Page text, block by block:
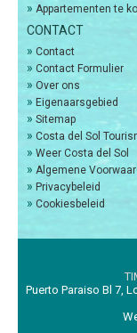
» Appartementen te
CONTACT
» Contact
» Contact Formulier
» Over ons
» Eigenaarsgebied
» Sitemap
» Costa del Sol
» Weer Costa del Sol
» Algemene
» Privacybeleid
» Cookiesbeleid
Puerto Paraiso Bl 7,